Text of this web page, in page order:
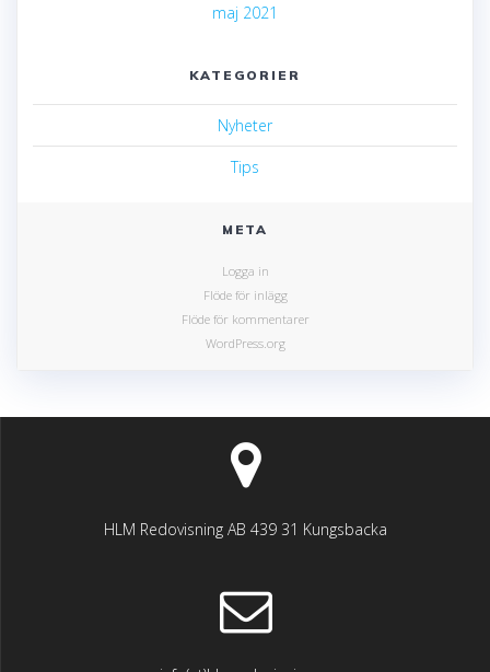
maj 2021
KATEGORIER
Nyheter
Tips
META
Logga in
Flöde för inlägg
Flöde för kommentarer
WordPress.org
HLM Redovisning AB 439 31 Kungsbacka